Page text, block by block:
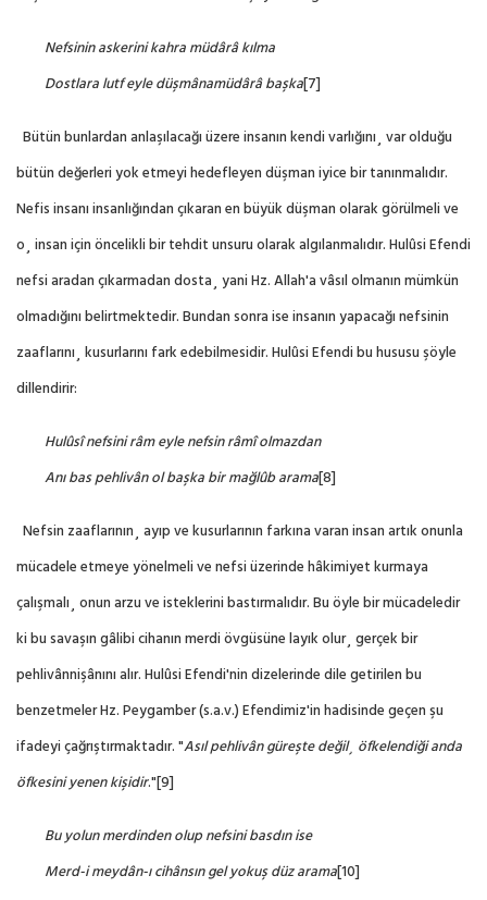
Nefsinin askerini kahra müdârâ kılma
Dostlara lutf eyle düşmânamüdârâ başka[7]
Bütün bunlardan anlaşılacağı üzere insanın kendi varlığını¸ var olduğu
bütün değerleri yok etmeyi hedefleyen düşman iyice bir tanınmalıdır.
Nefis insanı insanlığından çıkaran en büyük düşman olarak görülmeli ve
o¸ insan için öncelikli bir tehdit unsuru olarak algılanmalıdır. Hulûsi Efendi
nefsi aradan çıkarmadan dosta¸ yani Hz. Allah'a vâsıl olmanın mümkün
olmadığını belirtmektedir. Bundan sonra ise insanın yapacağı nefsinin
zaaflarını¸ kusurlarını fark edebilmesidir. Hulûsi Efendi bu hususu şöyle
dillendirir:
Hulûsî nefsini râm eyle nefsin râmî olmazdan
Anı bas pehlivân ol başka bir mağlûb arama[8]
Nefsin zaaflarının¸ ayıp ve kusurlarının farkına varan insan artık onunla
mücadele etmeye yönelmeli ve nefsi üzerinde hâkimiyet kurmaya
çalışmalı¸ onun arzu ve isteklerini bastırmalıdır. Bu öyle bir mücadeledir
ki bu savaşın gâlibi cihanın merdi övgüsüne layık olur¸ gerçek bir
pehlivânnişânını alır. Hulûsi Efendi'nin dizelerinde dile getirilen bu
benzetmeler Hz. Peygamber (s.a.v.) Efendimiz'in hadisinde geçen şu
ifadeyi çağrıştırmaktadır. "Asıl pehlivân güreşte değil¸ öfkelendiği anda
öfkesini yenen kişidir."[9]
Bu yolun merdinden olup nefsini basdın ise
Merd-i meydân-ı cihânsın gel yokuş düz arama[10]